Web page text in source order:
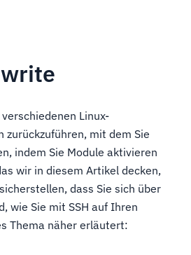
Linux-
mit dem Sie
indem Sie Module aktivieren
wir in diesem Artikel decken,
dass Sie sich über
wie Sie mit SSH auf Ihren
Thema näher erläutert: